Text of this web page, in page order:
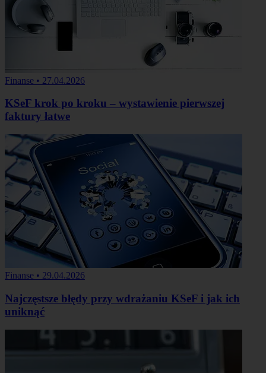
Finanse • 27.04.2026
KSeF krok po kroku – wystawienie pierwszej
faktury łatwe
Finanse • 29.04.2026
Najczęstsze błędy przy wdrażaniu KSeF i jak ich
uniknąć